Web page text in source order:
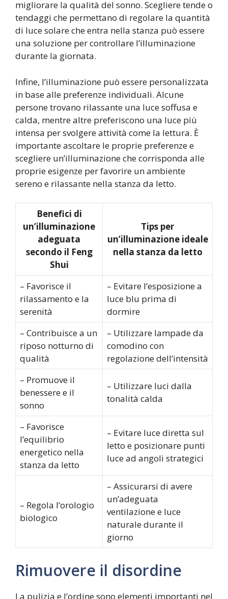
migliorare la qualità del sonno. Scegliere tende o
tendaggi che permettano di regolare la quantità
di luce solare che entra nella stanza può essere
una soluzione per controllare l’illuminazione
durante la giornata.
Infine, l’illuminazione può essere personalizzata
in base alle preferenze individuali. Alcune
persone trovano rilassante una luce soffusa e
calda, mentre altre preferiscono una luce più
intensa per svolgere attività come la lettura. È
importante ascoltare le proprie preferenze e
scegliere un’illuminazione che corrisponda alle
proprie esigenze per favorire un ambiente
sereno e rilassante nella stanza da letto.
Benefici di
un’illuminazione
adeguata
secondo il Feng
Shui
Tips per
un’illuminazione ideale
nella stanza da letto
– Favorisce il
rilassamento e la
serenità
– Evitare l’esposizione a
luce blu prima di
dormire
– Contribuisce a un
riposo notturno di
qualità
– Utilizzare lampade da
comodino con
regolazione dell’intensità
– Promuove il
benessere e il
sonno
– Utilizzare luci dalla
tonalità calda
– Favorisce
l’equilibrio
energetico nella
stanza da letto
– Evitare luce diretta sul
letto e posizionare punti
luce ad angoli strategici
– Regola l’orologio
biologico
– Assicurarsi di avere
un’adeguata
ventilazione e luce
naturale durante il
giorno
Rimuovere il disordine
La pulizia e l’ordine sono elementi importanti nel